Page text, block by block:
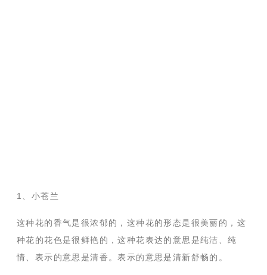
1、小苍兰
这种花的香气是很浓郁的，这种花的形态是很美丽的，这
种花的花色是很鲜艳的，这种花表达的意思是纯洁、纯
情、表示的意思是清香。表示的意思是清新舒畅的。